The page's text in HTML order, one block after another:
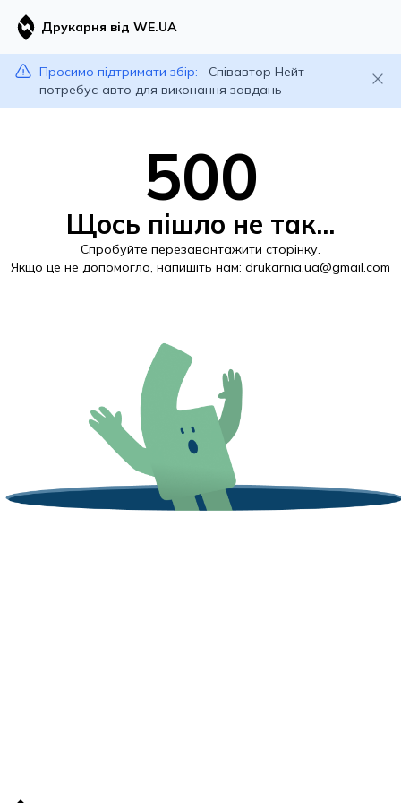
Друкарня від WE.UA
Просимо підтримати збір:
Співавтор Нейт
потребує авто для виконання завдань
500
Щось пішло не так...
Спробуйте перезавантажити сторінку.
Якщо це не допомогло, напишіть нам: drukarnia.ua@gmail.com